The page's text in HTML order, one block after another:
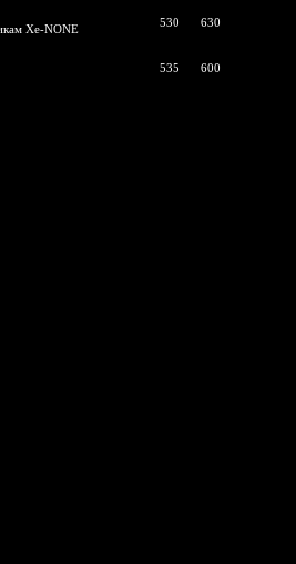
Xe-NONE
530 630
535 600